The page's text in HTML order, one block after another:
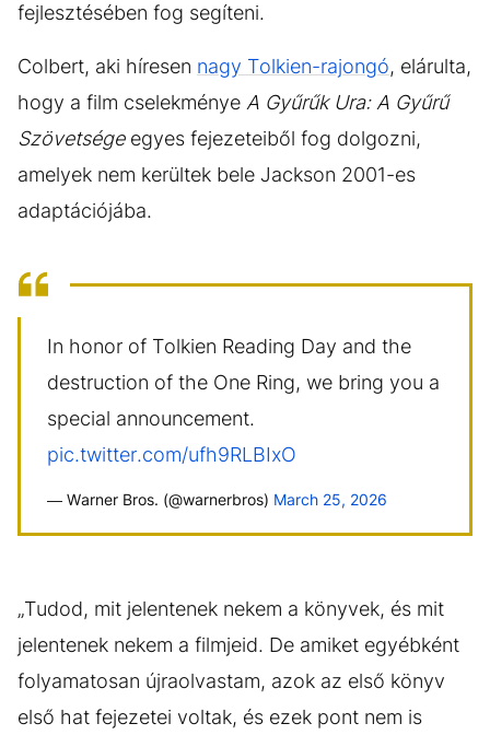
fejlesztésében fog segíteni.
Colbert, aki híresen nagy Tolkien-rajongó, elárulta,
hogy a film cselekménye A Gyűrűk Ura: A Gyűrű
Szövetségeegyes fejezeteiből fog dolgozni,
amelyek nem kerültek bele Jackson 2001-es
adaptációjába.
In honor of Tolkien Reading Day and the
destruction of the One Ring, we bring you a
special announcement.
pic.twitter.com/ufh9RLBIxO
— Warner Bros. (@warnerbros) March 25, 2026
„Tudod, mit jelentenek nekem a könyvek, és mit
jelentenek nekem a filmjeid. De amiket egyébként
folyamatosan újraolvastam, azok az első könyv
első hat fejezetei voltak, és ezek pont nem is